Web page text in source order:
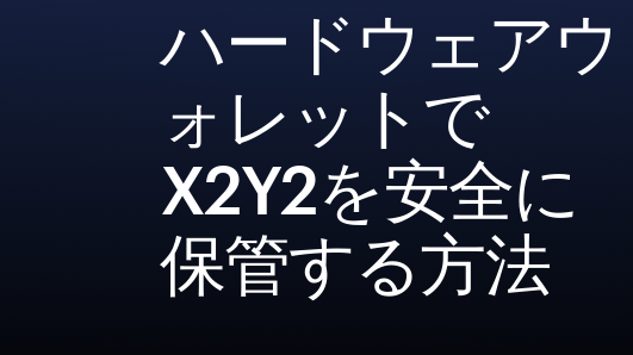
ハードウェアウ
ォレットで
X2Y2を安全に
保管する方法